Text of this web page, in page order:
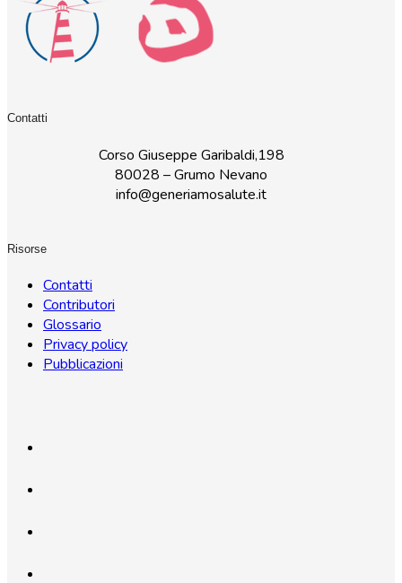
Contatti
Corso Giuseppe Garibaldi,198
80028 – Grumo Nevano
info@generiamosalute.it
Risorse
Contatti
Contributori
Glossario
Privacy policy
Pubblicazioni